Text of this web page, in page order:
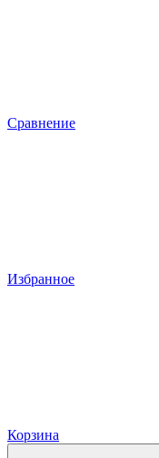
Сравнение
Избранное
Корзина